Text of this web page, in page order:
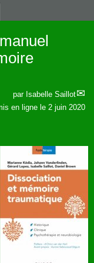
par Isabelle Saillot
en ligne le 2 juin 2020